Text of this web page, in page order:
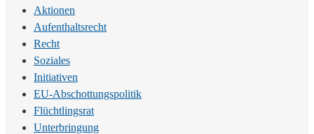
Aktionen
Aufenthaltsrecht
Recht
Soziales
Initiativen
EU-Abschottungspolitik
Flüchtlingsrat
Unterbringung